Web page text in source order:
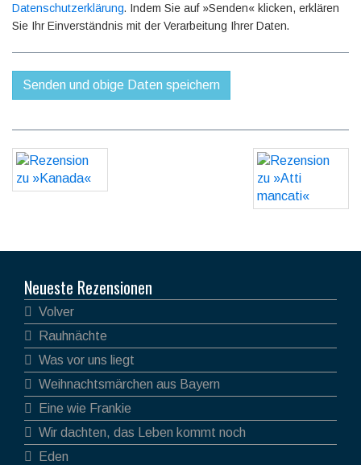
Datenschutzerklärung. Indem Sie auf »Senden« klicken, erklären
Sie Ihr Einverständnis mit der Verarbeitung Ihrer Daten.
Neueste Rezensionen
Volver
Rauhnächte
Was vor uns liegt
Weihnachtsmärchen aus Bayern
Eine wie Frankie
Wir dachten, das Leben kommt noch
Eden